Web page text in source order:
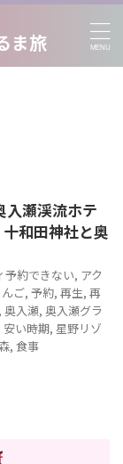
ま旅
入瀬渓流ホテ
和田神社と奥
予約できない, アク
んご, 予約, 再生, 再
, 奥入瀬, 奥入瀬グラ
安い時期, 星野リゾ
, 食事